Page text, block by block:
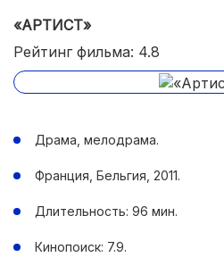
«АРТИСТ»
Рейтинг фильма: 4.8
Драма, мелодрама.
Франция, Бельгия, 2011.
Длительность: 96 мин.
Кинопоиск: 7.9.